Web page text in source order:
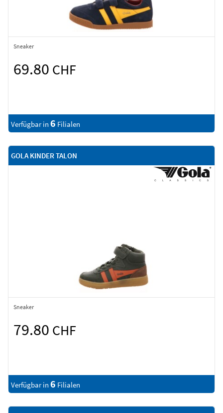
Sneaker
69.80 CHF
Verfügbar in 6 Filialen
GOLA KINDER TALON
Sneaker
79.80 CHF
Verfügbar in 6 Filialen